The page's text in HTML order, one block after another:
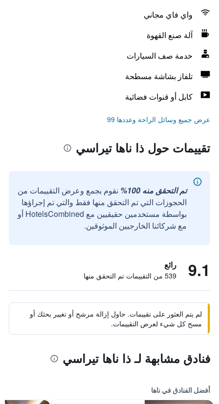
واي فاي مجاني
آلة صنع القهوة
خدمة صف السيارات
تلفاز بشاشة مسطحة
كابل أو قنوات فضائية
عرض جميع وسائل الراحة وعددها 99
تقييمات حول ذا ناها تيراسي
تم التحقق منه 100%
نقوم بجمع وعرض التقييمات من
الحجوزات التي تم التحقق منها فقط والتي تم إجراؤها
بواسطة مستخدمين حقيقيين مع HotelsCombined أو
مع شركائنا الخارجيين الموثوقين.
9.1 رائع
539 من التقييمات تم التحقق منها
لم يتم العثور على تقييمات. حاول إزالة مرشح أو تغيير بحثك أو
مسح كل شيء لعرض التقييمات.
فنادق مشابهة لـ ذا ناها تيراسي
أفضل الفنادق في ناها